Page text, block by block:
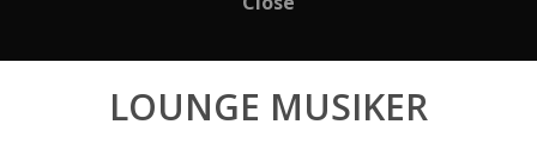
LOUNGE MUSIKER